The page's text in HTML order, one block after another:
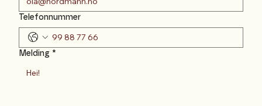
Telefonnummer
Melding *